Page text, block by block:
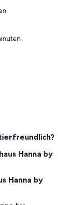
felé) - ‬11 Autominuten
Hanna by
Hanna by